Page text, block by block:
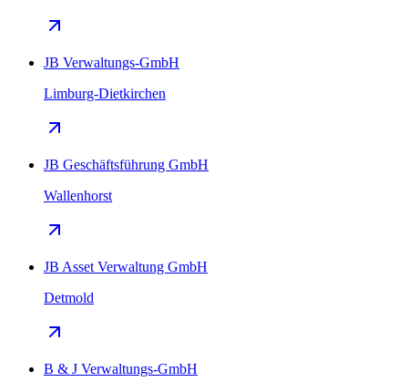
JB Verwaltungs-GmbH
Limburg-Dietkirchen
JB Geschäftsführung GmbH
Wallenhorst
JB Asset Verwaltung GmbH
Detmold
B & J Verwaltungs-GmbH